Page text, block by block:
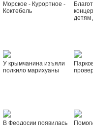
Морское - Курортное -
Коктебель
детям
У крымчанина изъяли
полкило марихуаны
В Феодосии появилась